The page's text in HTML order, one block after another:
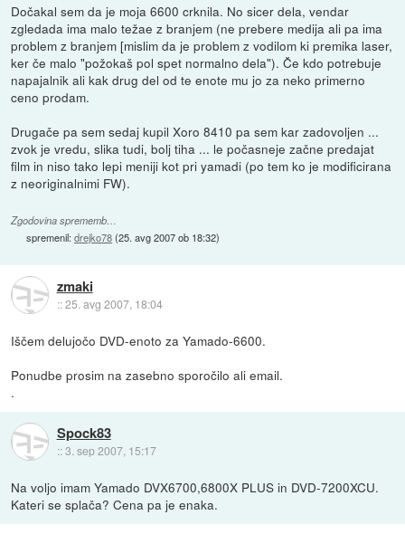
Dočakal sem da je moja 6600 crknila. No sicer dela, vendar
zgledada ima malo težae z branjem (ne prebere medija ali pa ima
problem z branjem [mislim da je problem z vodilom ki premika laser,
ker če malo "požokaš pol spet normalno dela"). Če kdo potrebuje
napajalnik ali kak drug del od te enote mu jo za neko primerno
ceno prodam.
Drugače pa sem sedaj kupil Xoro 8410 pa sem kar zadovoljen ...
zvok je vredu, slika tudi, bolj tiha ... le počasneje začne predajat
film in niso tako lepi meniji kot pri yamadi (po tem ko je modificirana
z neoriginalnimi FW).
Zgodovina sprememb…
spremenil:drejko78(25. avg 2007 ob 18:32)
zmaki
::25. avg 2007, 18:04
Iščem delujočo DVD-enoto za Yamado-6600.
Ponudbe prosim na zasebno sporočilo ali email.
.
Spock83
::3. sep 2007, 15:17
Na voljo imam Yamado DVX6700,6800X PLUS in DVD-7200XCU.
Kateri se splača? Cena pa je enaka.